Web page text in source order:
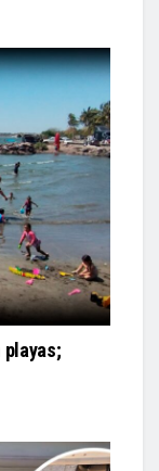
playas;